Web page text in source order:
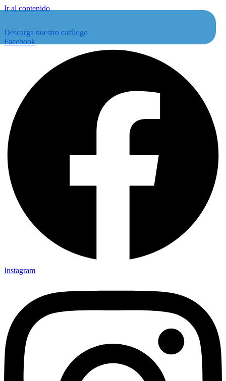
Ir al contenido
Descarga nuestro catálogo
Facebook
Instagram